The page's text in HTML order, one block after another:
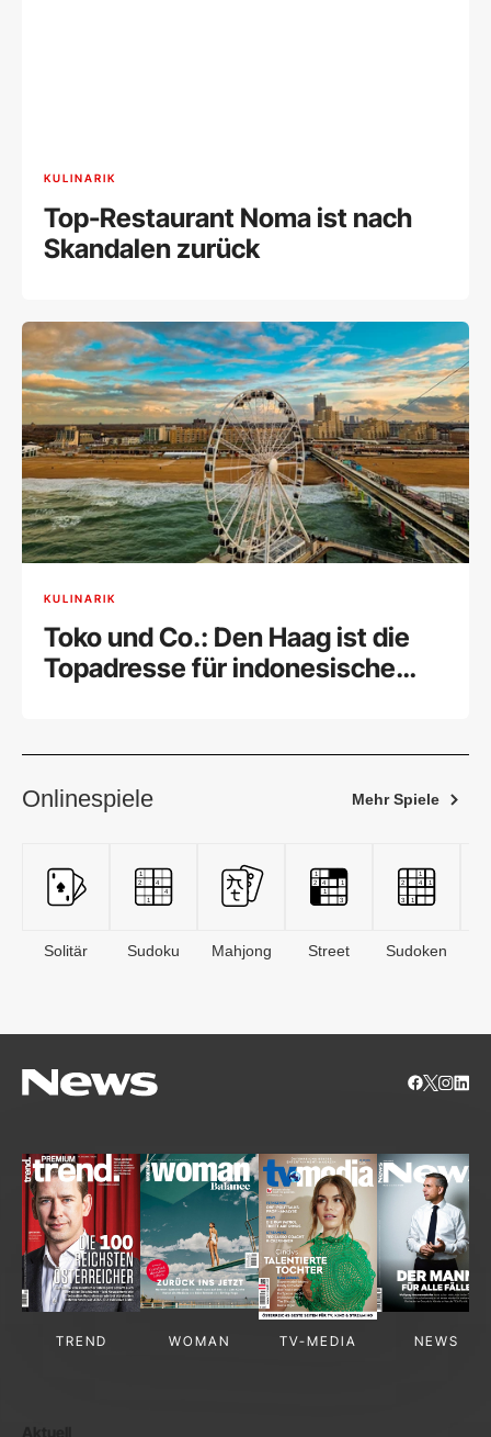
KULINARIK
Top-Restaurant Noma ist nach
Skandalen zurück
KULINARIK
Toko und Co.: Den Haag ist die
Topadresse für indonesische
Onlinespiele Mehr Spiele
Solitär Sudoku Mahjong Street Sudoken
TREND WOMAN TV-MEDIA NEWS